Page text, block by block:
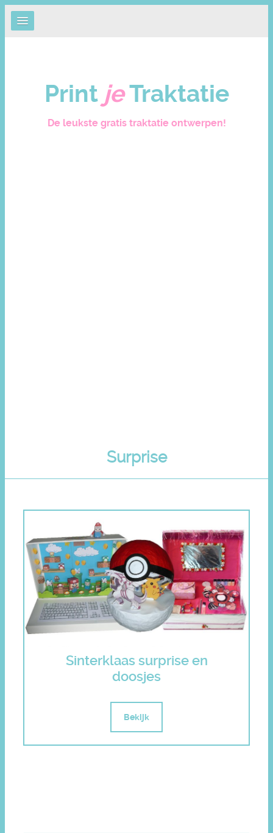
Print je Traktatie
De leukste gratis traktatie ontwerpen!
Surprise
Sinterklaas surprise en
doosjes
Bekijk